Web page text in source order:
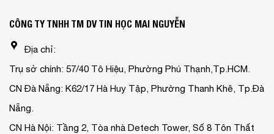
CÔNG TY TNHH TM DV TIN HỌC MAI NGUYỄN
Địa chỉ:
Trụ sở chính: 57/40 Tô Hiệu, Phường Phú Thạnh,Tp.HCM.
CN Đà Nẵng: K62/17 Hà Huy Tập, Phường Thanh Khê, Tp.Đà
Nẵng.
CN Hà Nội: Tầng 2, Tòa nhà Detech Tower, Số 8 Tôn Thất